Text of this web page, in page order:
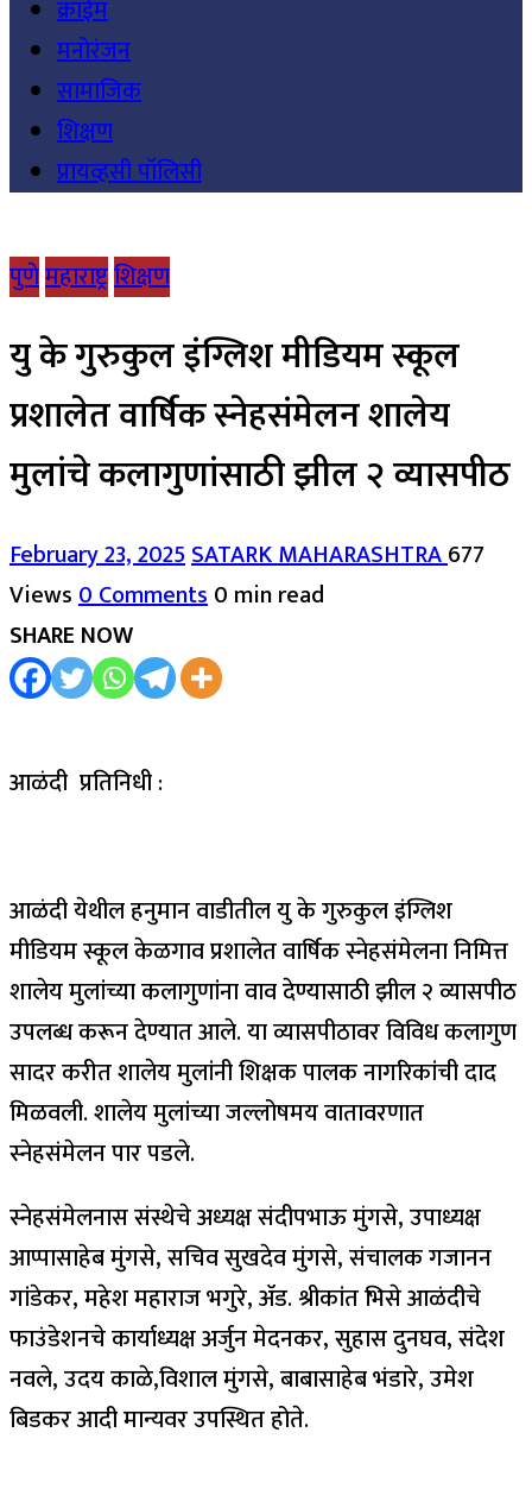
क्राईम
मनोरंजन
सामाजिक
शिक्षण
प्रायव्हसी पॉलिसी
पुणेमहाराष्ट्रशिक्षण
यु के गुरुकुल इंग्लिश मीडियम स्कूल
प्रशालेत वार्षिक स्नेहसंमेलन शालेय
मुलांचे कलागुणांसाठी झील २ व्यासपीठ
February 23, 2025SATARK MAHARASHTRA677
Views0 Comments0 min read
SHARE NOW
आळंदी प्रतिनिधी :
आळंदी येथील हनुमान वाडीतील यु के गुरुकुल इंग्लिश
मीडियम स्कूल केळगाव प्रशालेत वार्षिक स्नेहसंमेलना निमित्त
शालेय मुलांच्या कलागुणांना वाव देण्यासाठी झील २ व्यासपीठ
उपलब्ध करून देण्यात आले. या व्यासपीठावर विविध कलागुण
सादर करीत शालेय मुलांनी शिक्षक पालक नागरिकांची दाद
मिळवली. शालेय मुलांच्या जल्लोषमय वातावरणात
स्नेहसंमेलन पार पडले.
स्नेहसंमेलनास संस्थेचे अध्यक्ष संदीपभाऊ मुंगसे, उपाध्यक्ष
आप्पासाहेब मुंगसे, सचिव सुखदेव मुंगसे, संचालक गजानन
गांडेकर, महेश महाराज भगुरे, ॲड. श्रीकांत भिसे आळंदीचे
फाउंडेशनचे कार्याध्यक्ष अर्जुन मेदनकर, सुहास दुनघव, संदेश
नवले, उदय काळे,विशाल मुंगसे, बाबासाहेब भंडारे, उमेश
बिडकर आदी मान्यवर उपस्थित होते.